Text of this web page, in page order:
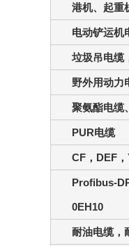
港机、起重
电动铲运机
垃圾吊电缆
野外用动力
聚氨酯电缆
PUR电缆
CF，DEF
Profibus-
0EH10
耐油电缆，